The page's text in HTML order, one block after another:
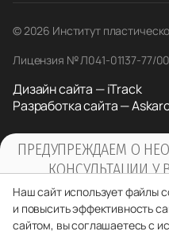
© 2026 Институт
Лицензия № Л041-01137-77/
Дизайн сайта — iTrack
Разработка сайта —
ПРЕДУПРЕЖДАЕМ О
КОНСУЛЬТАЦИИ У
ПО
Наш сайт использует файлы
и повысить эффективность
сайтом, вы соглашаетесь с